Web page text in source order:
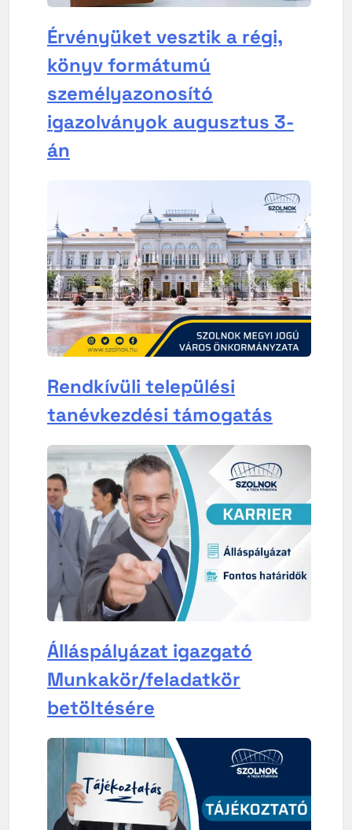
Érvényüket vesztik a régi,
könyv formátumú
személyazonosító
igazolványok augusztus 3-
án
Rendkívüli települési
tanévkezdési támogatás
Álláspályázat igazgató
Munkakör/feladatkör
betöltésére